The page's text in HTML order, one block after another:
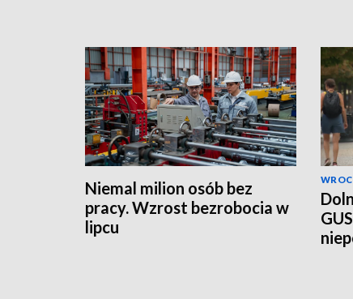
Niemal milion osób bez
pracy. Wzrost bezrobocia w
lipcu